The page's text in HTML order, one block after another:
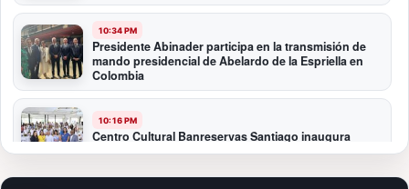
10:34 PM
Presidente Abinader participa en la transmisión de
mando presidencial de Abelardo de la Espriella en
Colombia
10:16 PM
Centro Cultural Banreservas Santiago inaugura
Primer Congreso de Artesanos de Santiago